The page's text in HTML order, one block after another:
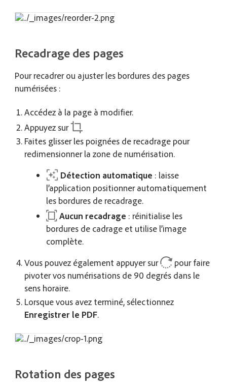
Recadrage des pages
Pour recadrer ou ajuster les bordures des pages
numérisées :
Accédez à la page à modifier.
Appuyez sur
Faites glisser les poignées de recadrage pour
redimensionner la zone de numérisation.
Détection automatique : laisse
l’application positionner automatiquement
les bordures de recadrage.
Aucun recadrage : réinitialise les
bordures de cadrage et utilise l’image
complète.
Vous pouvez également appuyer sur
pour faire
pivoter vos numérisations de 90 degrés dans le
sens horaire.
Lorsque vous avez terminé, sélectionnez
Enregistrer le PDF.
Rotation des pages